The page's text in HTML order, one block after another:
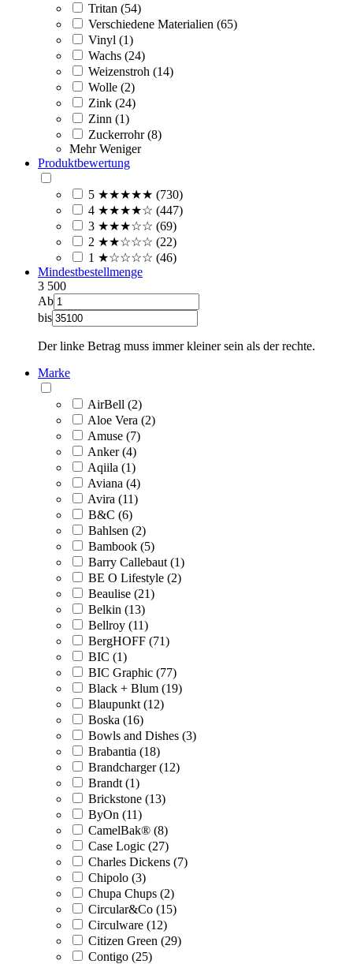
Tritan (54)
Verschiedene Materialien (65)
Vinyl (1)
Wachs (24)
Weizenstroh (14)
Wolle (2)
Zink (24)
Zinn (1)
Zuckerrohr (8)
Mehr Weniger
Produktbewertung
5 ★★★★★ (730)
4 ★★★★☆ (447)
3 ★★★☆☆ (69)
2 ★★☆☆☆ (22)
1 ★☆☆☆☆ (46)
Mindestbestellmenge
3 500
Ab
bis
Der linke Betrag muss immer kleiner sein als der rechte.
Marke
AirBell (2)
Aloe Vera (2)
Amuse (7)
Anker (4)
Aqiila (1)
Aviana (4)
Avira (11)
B&C (6)
Bahlsen (2)
Bambook (5)
Barry Callebaut (1)
BE O Lifestyle (2)
Beaulise (21)
Belkin (13)
Bellroy (11)
BergHOFF (71)
BIC (1)
BIC Graphic (77)
Black + Blum (19)
Blaupunkt (12)
Boska (16)
Bowls and Dishes (3)
Brabantia (18)
Brandcharger (12)
Brandt (1)
Brickstone (13)
ByOn (11)
CamelBak® (8)
Case Logic (27)
Charles Dickens (7)
Chipolo (3)
Chupa Chups (2)
Circular&Co (15)
Circulware (12)
Citizen Green (29)
Contigo (25)